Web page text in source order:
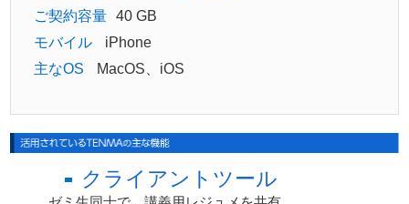
ご契約容量
40 GB
モバイル
iPhone
主なOS
MacOS、iOS
クライアントツール